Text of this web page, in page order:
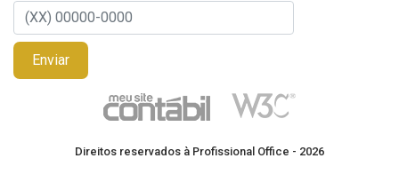
Enviar
Direitos reservados à Profissional Office - 2026